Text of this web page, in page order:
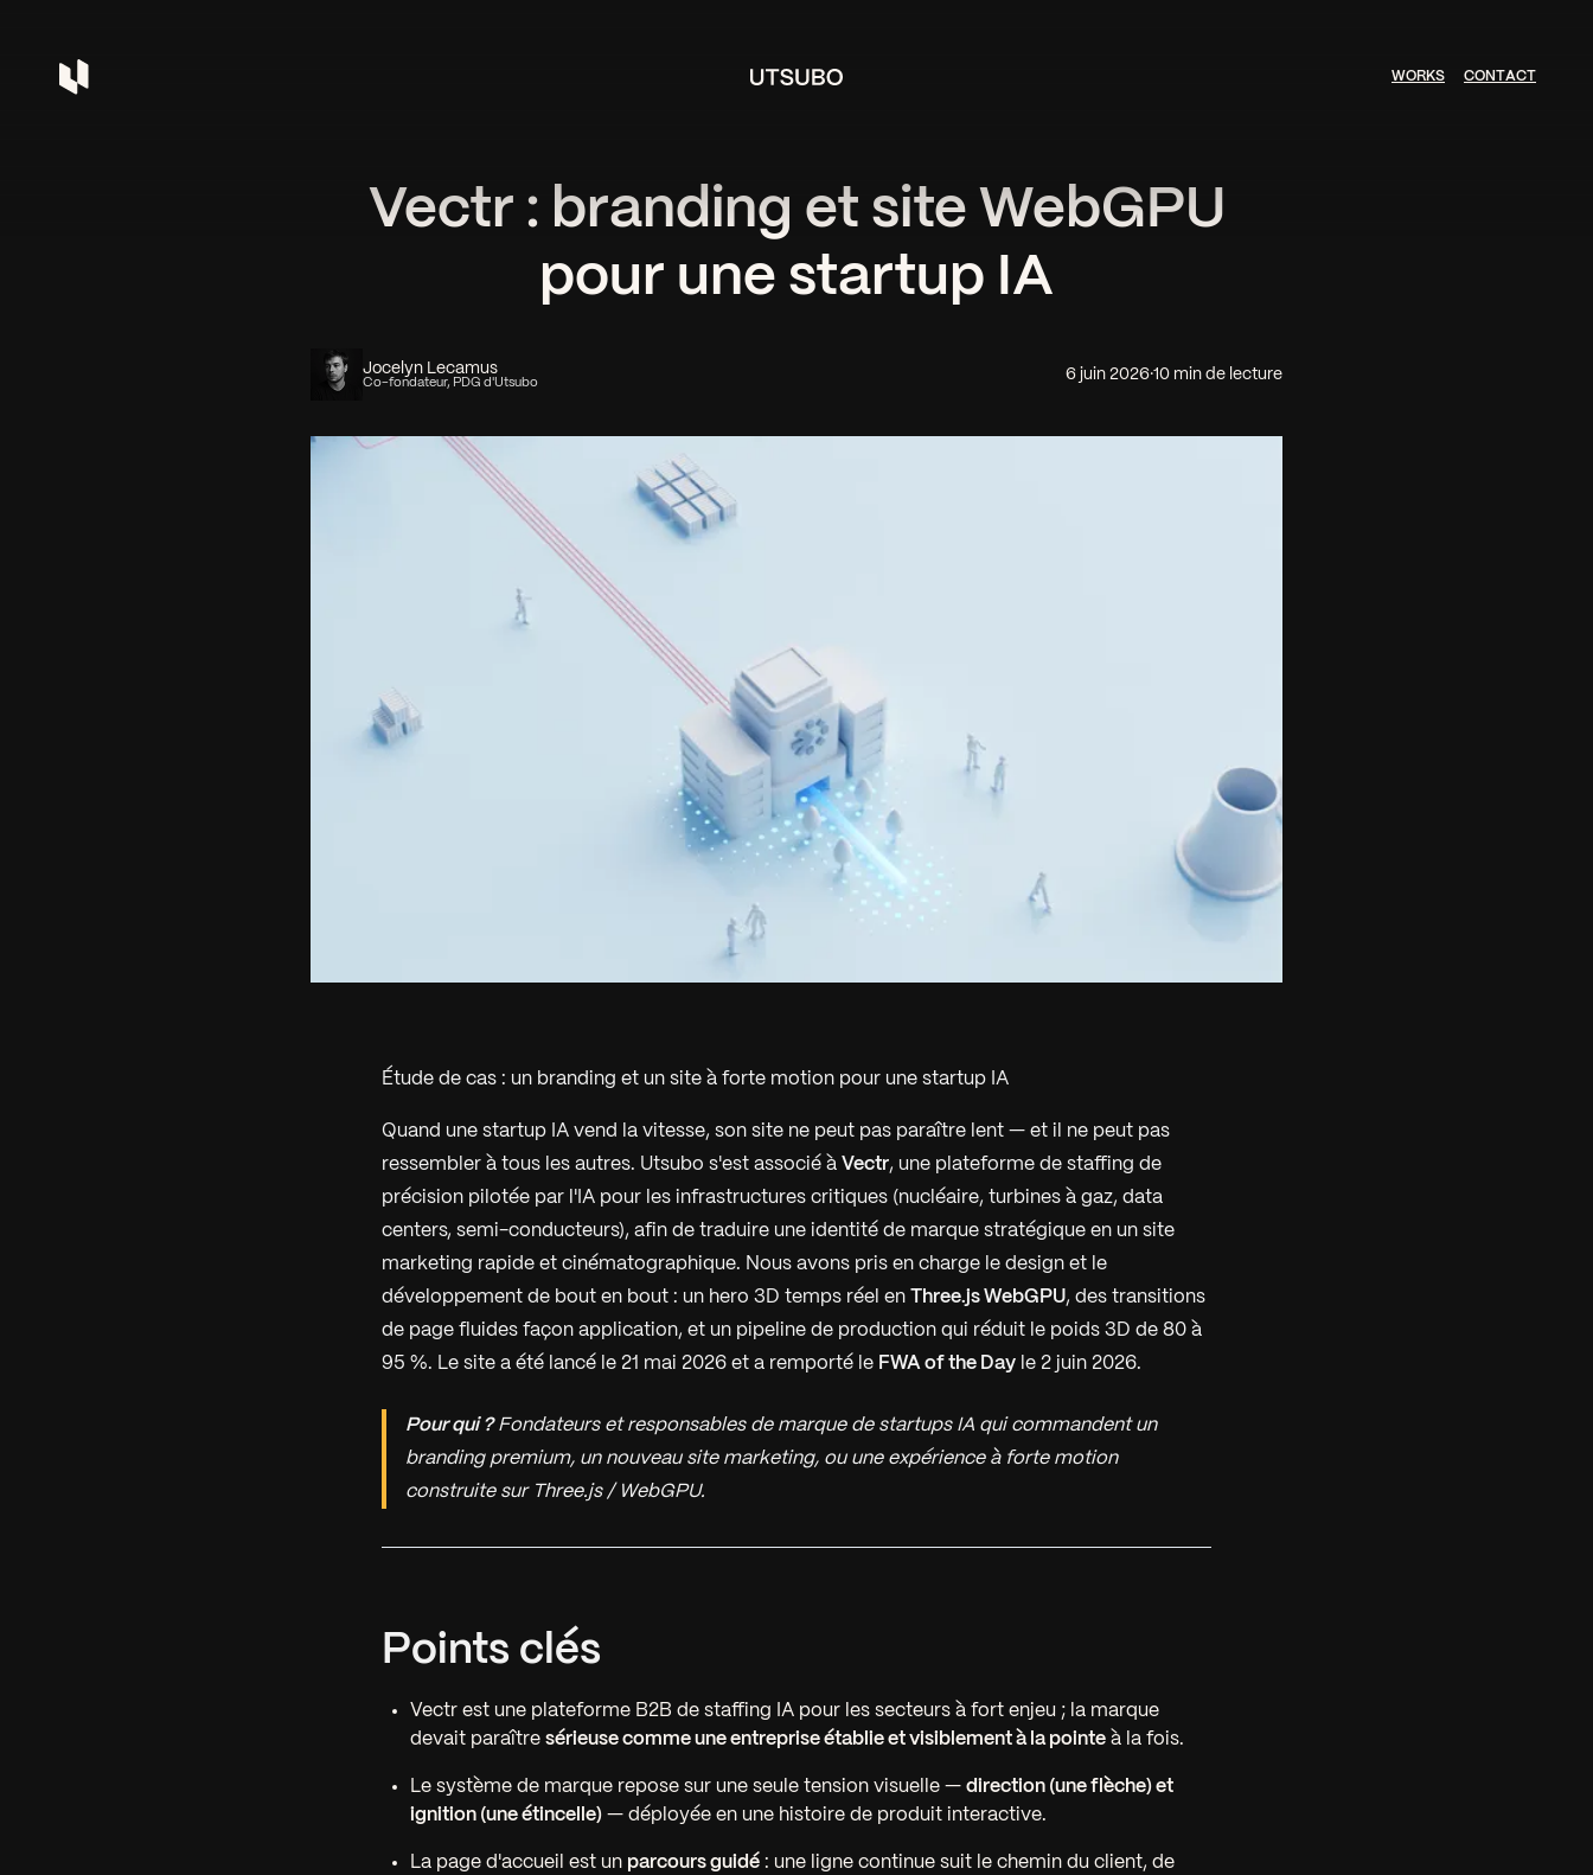
WORKS CONTACT
Vectr : branding et site WebGPU
pour une startup IA
Jocelyn Lecamus
Co-fondateur, PDG d'Utsubo 6 juin 2026·10 min de lecture
Étude de cas : un branding et un site à forte motion pour une startup IA
Quand une startup IA vend la vitesse, son site ne peut pas paraître lent — et il ne peut pas
ressembler à tous les autres. Utsubo s'est associé à Vectr, une plateforme de staffing de
précision pilotée par l'IA pour les infrastructures critiques (nucléaire, turbines à gaz, data
centers, semi-conducteurs), afin de traduire une identité de marque stratégique en un site
marketing rapide et cinématographique. Nous avons pris en charge le design et le
développement de bout en bout : un hero 3D temps réel en
Three.js WebGPU, des transitions
de page fluides façon application, et un pipeline de production qui réduit le poids 3D de 80 à
95 %. Le site a été lancé le 21 mai 2026 et a remporté le FWA of the Day le 2 juin 2026.
Pour qui ?Fondateurs et responsables de marque de startups IA qui commandent un
branding premium, un nouveau site marketing, ou une expérience à forte motion
construite sur Three.js / WebGPU.
Points clés
Vectr est une plateforme B2B de staffing IA pour les secteurs à fort enjeu ; la marque
devait paraître sérieuse comme une entreprise établie et visiblement à la pointe à la fois.
Le système de marque repose sur une seule tension visuelle — direction (une flèche) et
ignition (une étincelle) — déployée en une histoire de produit interactive.
La page d'accueil est un parcours guidé : une ligne continue suit le chemin du client, de